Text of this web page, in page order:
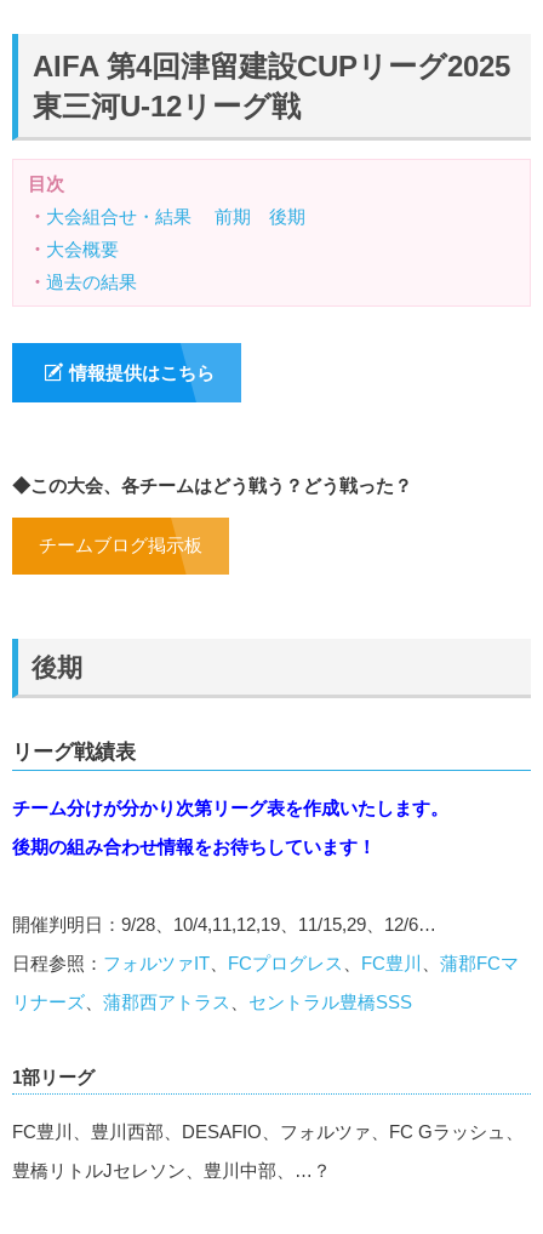
AIFA 第4回津留建設CUPリーグ2025
東三河U-12リーグ戦
目次
・ 大会組合せ・結果 前期
後期
・ 大会概要
・ 過去の結果
情報提供はこちら
◆この大会、各チームはどう戦う？どう戦った？
チームブログ掲示板
後期
リーグ戦績表
チーム分けが分かり次第リーグ表を作成いたします。
後期の組み合わせ情報をお待ちしています！
開催判明日：9/28、10/4,11,12,19、11/15,29、12/6…
日程参照： フォルツァIT FCプログレス FC豊川
蒲郡FCマ
リナーズ
蒲郡西アトラス セントラル豊橋SSS
1部リーグ
FC豊川、豊川西部、DESAFIO、フォルツァ、FC Gラッシュ、
豊橋リトルJセレソン、豊川中部、…？